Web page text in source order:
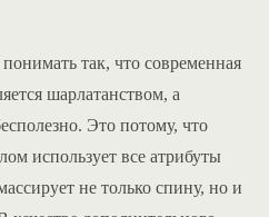
так, что современная
шарлатанством, а
Это потому, что
использует все атрибуты
не только спину, но и